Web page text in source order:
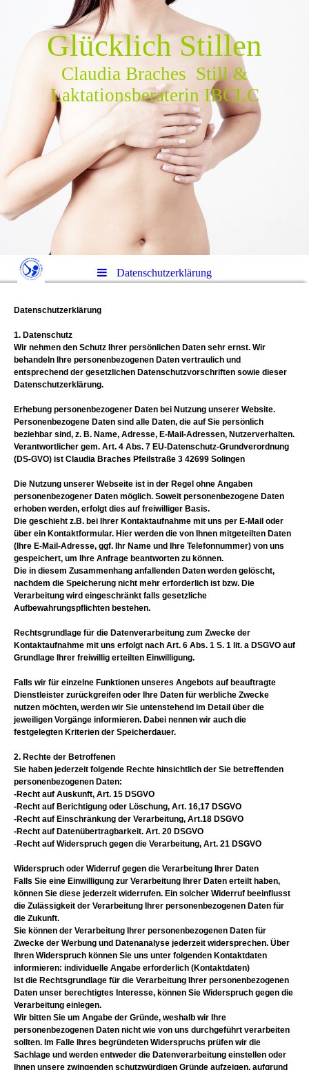
Glücklich Stillen
Claudia Braches Still &
Laktationsberaterin IBCLC
Datenschutzerklärung
Datenschutzerklärung
1. Datenschutz
Wir nehmen den Schutz Ihrer persönlichen Daten sehr ernst. Wir
behandeln Ihre personenbezogenen Daten vertraulich und
entsprechend der gesetzlichen Datenschutzvorschriften sowie dieser
Datenschutzerklärung.
Erhebung personenbezogener Daten bei Nutzung unserer Website.
Personenbezogene Daten sind alle Daten, die auf Sie persönlich
beziehbar sind, z. B. Name, Adresse, E-Mail-Adressen, Nutzerverhalten.
Verantwortlicher gem. Art. 4 Abs. 7 EU-Datenschutz-Grundverordnung
(DS-GVO) ist Claudia Braches Pfeilstraße 3 42699 Solingen
Die Nutzung unserer Webseite ist in der Regel ohne Angaben
personenbezogener Daten möglich. Soweit personenbezogene Daten
erhoben werden, erfolgt dies auf freiwilliger Basis.
Die geschieht z.B. bei Ihrer Kontaktaufnahme mit uns per E-Mail oder
über ein Kontaktformular. Hier werden die von Ihnen mitgeteilten Daten
(Ihre E-Mail-Adresse, ggf. Ihr Name und Ihre Telefonnummer) von uns
gespeichert, um Ihre Anfrage beantworten zu können.
Die in diesem Zusammenhang anfallenden Daten werden gelöscht,
nachdem die Speicherung nicht mehr erforderlich ist bzw. Die
Verarbeitung wird eingeschränkt falls gesetzliche
Aufbewahrungspflichten bestehen.
Rechtsgrundlage für die Datenverarbeitung zum Zwecke der
Kontaktaufnahme mit uns erfolgt nach Art. 6 Abs. 1 S. 1 lit. a DSGVO auf
Grundlage Ihrer freiwillig erteilten Einwilligung.
Falls wir für einzelne Funktionen unseres Angebots auf beauftragte
Dienstleister zurückgreifen oder Ihre Daten für werbliche Zwecke
nutzen möchten, werden wir Sie untenstehend im Detail über die
jeweiligen Vorgänge informieren. Dabei nennen wir auch die
festgelegten Kriterien der Speicherdauer.
2. Rechte der Betroffenen
Sie haben jederzeit folgende Rechte hinsichtlich der Sie betreffenden
personenbezogenen Daten:
-Recht auf Auskunft, Art. 15 DSGVO
-Recht auf Berichtigung oder Löschung, Art. 16,17 DSGVO
-Recht auf Einschränkung der Verarbeitung, Art.18 DSGVO
-Recht auf Datenübertragbarkeit. Art. 20 DSGVO
-Recht auf Widerspruch gegen die Verarbeitung, Art. 21 DSGVO
Widerspruch oder Widerruf gegen die Verarbeitung Ihrer Daten
Falls Sie eine Einwilligung zur Verarbeitung Ihrer Daten erteilt haben,
können Sie diese jederzeit widerrufen. Ein solcher Widerruf beeinflusst
die Zulässigkeit der Verarbeitung Ihrer personenbezogenen Daten für
die Zukunft.
Sie können der Verarbeitung Ihrer personenbezogenen Daten für
Zwecke der Werbung und Datenanalyse jederzeit widersprechen. Über
Ihren Widerspruch können Sie uns unter folgenden Kontaktdaten
informieren: individuelle Angabe erforderlich (Kontaktdaten)
Ist die Rechtsgrundlage für die Verarbeitung Ihrer personenbezogenen
Daten unser berechtigtes Interesse, können Sie Widerspruch gegen die
Verarbeitung einlegen.
Wir bitten Sie um Angabe der Gründe, weshalb wir Ihre
personenbezogenen Daten nicht wie von uns durchgeführt verarbeiten
sollten. Im Falle Ihres begründeten Widerspruchs prüfen wir die
Sachlage und werden entweder die Datenverarbeitung einstellen oder
Ihnen unsere zwingenden schutzwürdigen Gründe aufzeigen, aufgrund